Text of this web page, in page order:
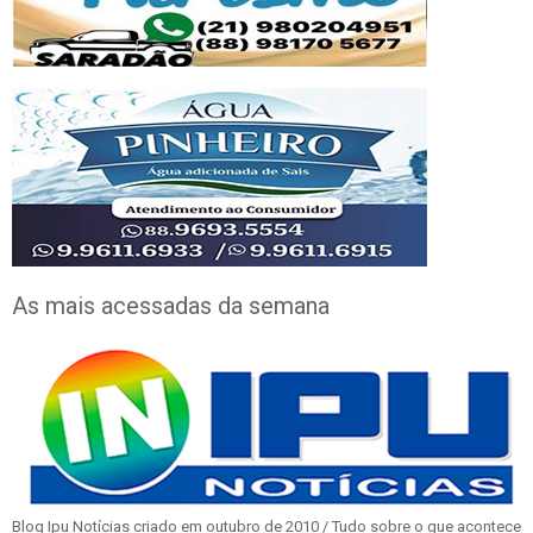
As mais acessadas da semana
Blog Ipu Notícias criado em outubro de 2010 / Tudo sobre o que acontece